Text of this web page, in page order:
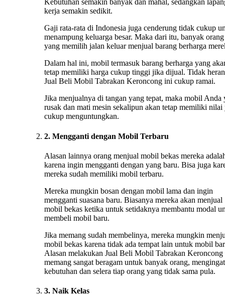
Kebutuhan semakin banyak dan mahal, sedangkan
kerja semakin sedikit.
Gaji rata-rata di Indonesia juga cenderung tidak cukup
menampung keluarga besar. Maka dari itu, banyak orang
yang memilih jalan keluar menjual barang berharga
Dalam hal ini, mobil termasuk barang berharga yang
tetap memiliki harga cukup tinggi jika dijual. Tidak
Jual Beli Mobil Tabrakan Keroncong ini cukup ramai.
Jika menjualnya di tangan yang tepat, maka mobil Anda
rusak dan mati mesin sekalipun akan tetap memiliki nilai
cukup menguntungkan.
2. Mengganti dengan Mobil Terbaru
Alasan lainnya orang menjual mobil bekas mereka
karena ingin mengganti dengan yang baru. Bisa juga
mereka sudah memiliki mobil terbaru.
Mereka mungkin bosan dengan mobil lama dan ingin
mengganti suasana baru. Biasanya mereka akan menjual
mobil bekas ketika untuk setidaknya membantu modal
membeli mobil baru.
Jika memang sudah membelinya, mereka mungkin
mobil bekas karena tidak ada tempat lain untuk mobil
Alasan melakukan Jual Beli Mobil Tabrakan Keroncong
memang sangat beragam untuk banyak orang, mengingat
kebutuhan dan selera tiap orang yang tidak sama pula.
3. Naik Kelas